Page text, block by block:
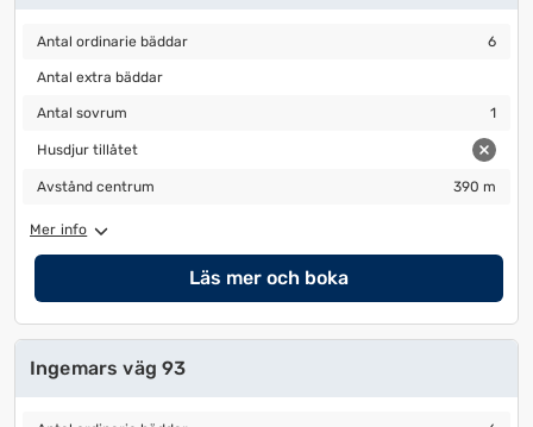
Antal ordinarie bäddar
Antal ordinarie bäddar 6
Antal extra bäddar
Antal extra bäddar
Antal sovrum
Antal sovrum 1
Husdjur tillåtet
Husdjur tillåtet
Avstånd centrum
Avstånd centrum 390 m
Mer info
Läs mer och boka
Ingemars väg 93